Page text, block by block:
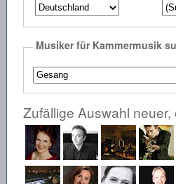
Musiker für Kammermusik
Zufällige Auswahl